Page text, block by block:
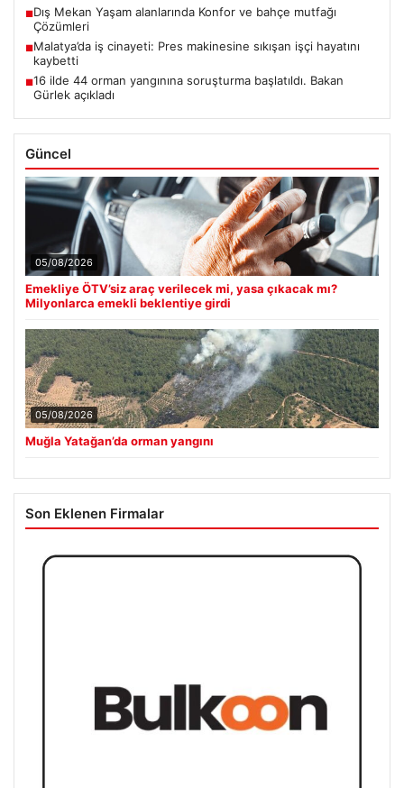
■Dış Mekan Yaşam alanlarında Konfor ve bahçe mutfağı
Çözümleri
■Malatya’da iş cinayeti: Pres makinesine sıkışan işçi hayatını
kaybetti
■16 ilde 44 orman yangınına soruşturma başlatıldı. Bakan
Gürlek açıkladı
Güncel
05/08/2026
Emekliye ÖTV’siz araç verilecek mi, yasa çıkacak mı?
Milyonlarca emekli beklentiye girdi
05/08/2026
Muğla Yatağan’da orman yangını
Son Eklenen Firmalar